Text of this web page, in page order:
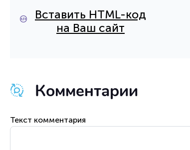
Вставить HTML-код
на Ваш сайт
Комментарии
Текст комментария